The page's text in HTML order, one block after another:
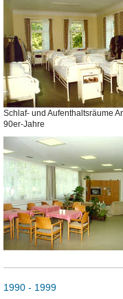
Schlaf- und Aufenthaltsräume
90er-Jahre
1990 - 1999